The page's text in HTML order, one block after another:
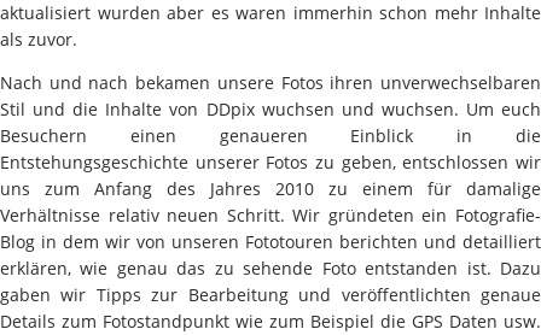
aktualisiert wurden aber es waren immerhin schon mehr Inhalte
als zuvor.
Nach und nach bekamen unsere Fotos ihren unverwechselbaren
Stil und die Inhalte von DDpix wuchsen und wuchsen. Um euch
Besuchern einen genaueren Einblick in die
Entstehungsgeschichte unserer Fotos zu geben, entschlossen wir
uns zum Anfang des Jahres 2010 zu einem für damalige
Verhältnisse relativ neuen Schritt. Wir gründeten ein Fotografie-
Blog in dem wir von unseren Fototouren berichten und detailliert
erklären, wie genau das zu sehende Foto entstanden ist. Dazu
gaben wir Tipps zur Bearbeitung und veröffentlichten genaue
Details zum Fotostandpunkt wie zum Beispiel die GPS Daten usw.